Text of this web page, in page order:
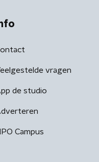
vragen
de studio
Campus